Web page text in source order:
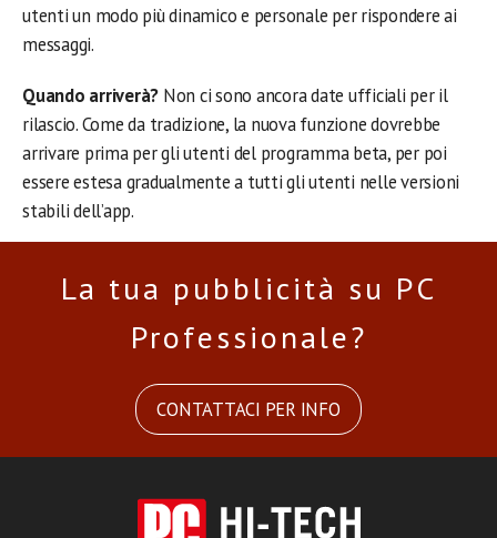
utenti un modo più dinamico e personale per rispondere ai
messaggi.
Quando arriverà? Non ci sono ancora date ufficiali per il
rilascio. Come da tradizione, la nuova funzione dovrebbe
arrivare prima per gli utenti del programma beta, per poi
essere estesa gradualmente a tutti gli utenti nelle versioni
stabili dell’app.
La tua pubblicità su PC
Professionale?
CONTATTACI PER INFO